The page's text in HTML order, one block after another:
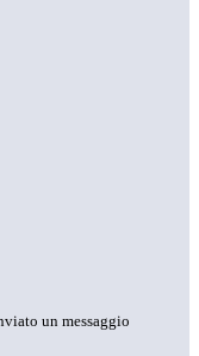
un messaggio